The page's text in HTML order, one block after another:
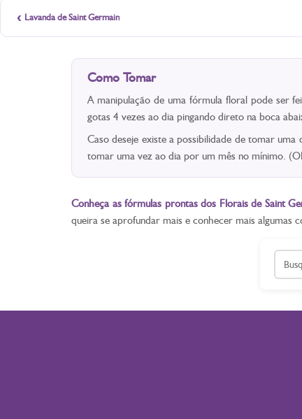
‹ Lavanda de Saint Germain
Como Tomar
A manipulação de uma fórmula floral pode ser
gotas 4 vezes ao dia pingando direto na boca
Caso deseje existe a possibilidade de tomar
tomar uma vez ao dia por um mês no mínimo.
Conheça as fórmulas prontas dos Florais de Saint
queira se aprofundar mais e conhecer mais algumas